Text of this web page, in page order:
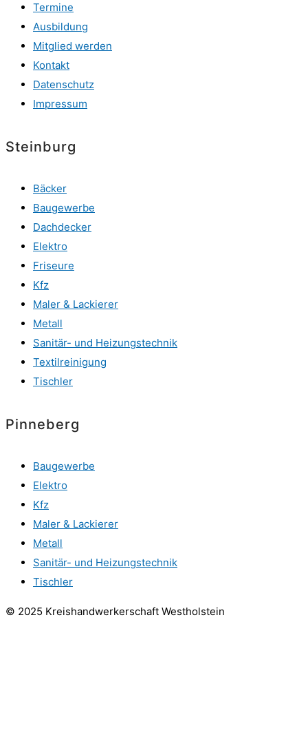
Termine
Ausbildung
Mitglied werden
Kontakt
Datenschutz
Impressum
Steinburg
Bäcker
Baugewerbe
Dachdecker
Elektro
Friseure
Kfz
Maler & Lackierer
Metall
Sanitär- und Heizungstechnik
Textilreinigung
Tischler
Pinneberg
Baugewerbe
Elektro
Kfz
Maler & Lackierer
Metall
Sanitär- und Heizungstechnik
Tischler
© 2025 Kreishandwerkerschaft Westholstein